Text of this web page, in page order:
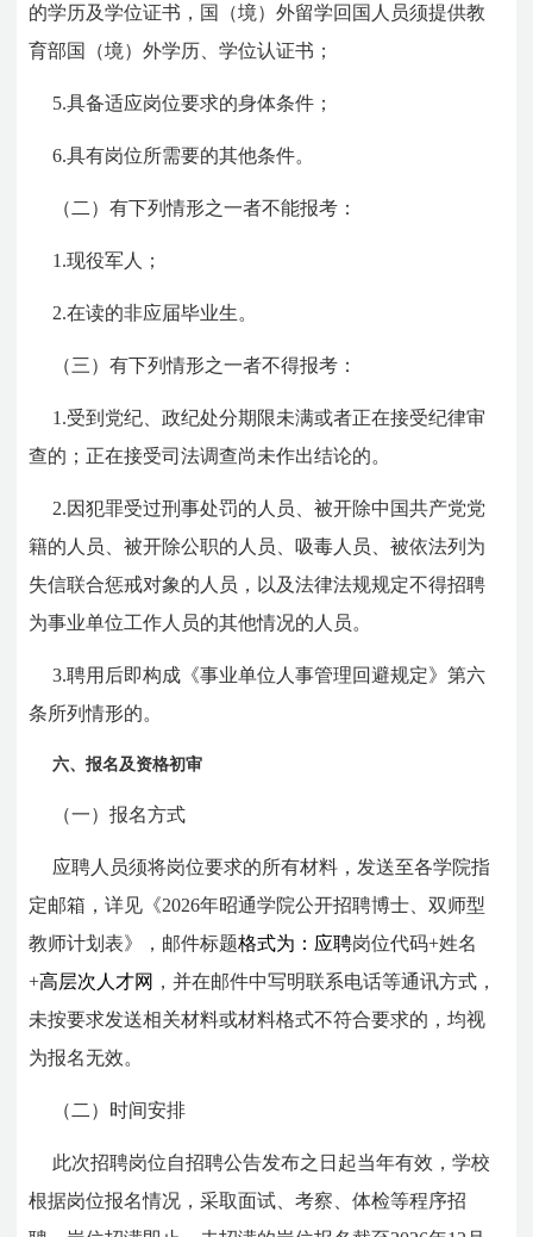
的学历及学位证书，国（境）外留学回国人员须提供教
育部国（境）外学历、学位认证书；
5.具备适应岗位要求的身体条件；
6.具有岗位所需要的其他条件。
（二）有下列情形之一者不能报考：
1.现役军人；
2.在读的非应届毕业生。
（三）有下列情形之一者不得报考：
1.受到党纪、政纪处分期限未满或者正在接受纪律审
查的；正在接受司法调查尚未作出结论的。
2.因犯罪受过刑事处罚的人员、被开除中国共产党党
籍的人员、被开除公职的人员、吸毒人员、被依法列为
失信联合惩戒对象的人员，以及法律法规规定不得招聘
为事业单位工作人员的其他情况的人员。
3.聘用后即构成《事业单位人事管理回避规定》第六
条所列情形的。
六、报名及资格初审
（一）报名方式
应聘人员须将岗位要求的所有材料，发送至各学院指
定邮箱，详见《2026年昭通学院公开招聘博士、双师型
教师计划表》，邮件标题格式为：应聘岗位代码+姓名
+高层次人才网 ，并在邮件中写明联系电话等通讯方式，
未按要求发送相关材料或材料格式不符合要求的，均视
为报名无效。
（二）时间安排
此次招聘岗位自招聘公告发布之日起当年有效，学校
根据岗位报名情况，采取面试、考察、体检等程序招